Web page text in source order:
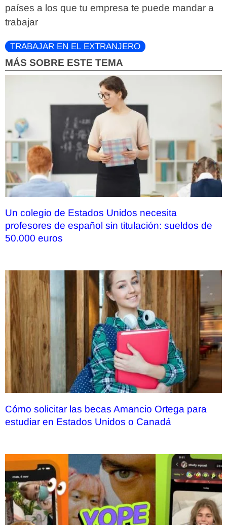
países a los que tu empresa te puede mandar a
trabajar
TRABAJAR EN EL EXTRANJERO
MÁS SOBRE ESTE TEMA
Un colegio de Estados Unidos necesita
profesores de español sin titulación: sueldos de
50.000 euros
Cómo solicitar las becas Amancio Ortega para
estudiar en Estados Unidos o Canadá